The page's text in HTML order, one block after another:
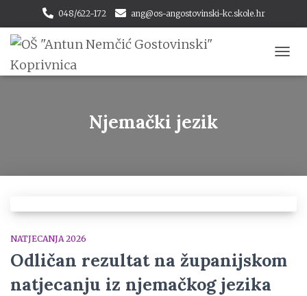
048/622-172 ang@os-angostovinski-kc.skole.hr
Njemački jezik
NATJECANJA 2026
Odličan rezultat na županijskom
natjecanju iz njemačkog jezika